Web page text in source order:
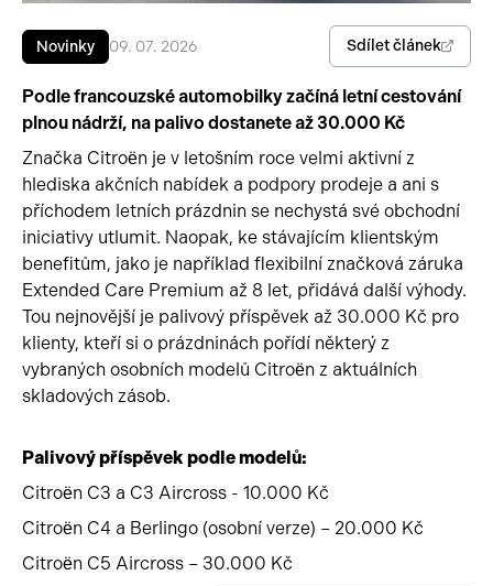
Pracovní stroje
Náhradní díly
Auto a život
Videa
Novinky 09. 07. 2026 Sdílet článek
Podle francouzské automobilky začíná letní cestování
plnou nádrží, na palivo dostanete až 30.000 Kč
Značka Citroën je v letošním roce velmi aktivní z
hlediska akčních nabídek a podpory prodeje a ani s
příchodem letních prázdnin se nechystá své obchodní
iniciativy utlumit. Naopak, ke stávajícím klientským
benefitům, jako je například flexibilní značková záruka
Extended Care Premium až 8 let, přidává další výhody.
Tou nejnovější je palivový příspěvek až 30.000 Kč pro
klienty, kteří si o prázdninách pořídí některý z
vybraných osobních modelů Citroën z aktuálních
skladových zásob.
Palivový příspěvek podle modelů:
Citroën C3 a C3 Aircross - 10.000 Kč
Citroën C4 a Berlingo (osobní verze) – 20.000 Kč
Citroën C5 Aircross – 30.000 Kč